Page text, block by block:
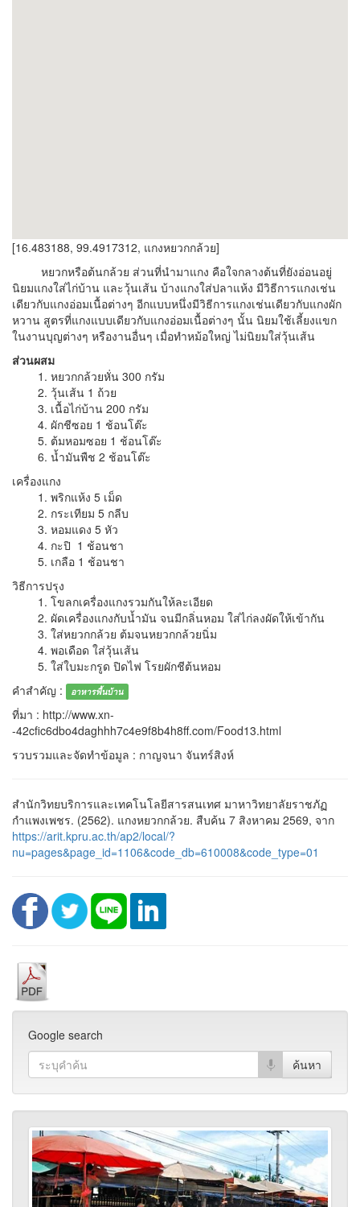
[16.483188, 99.4917312, แกงหยวกกล้วย]
หยวกหรือต้นกล้วย ส่วนที่นำมาแกง คือใจกลางต้นที่ยังอ่อนอยู่
นิยมแกงใส่ไก่บ้าน และวุ้นเส้น บ้างแกงใส่ปลาแห้ง มีวิธีการแกงเช่น
เดียวกับแกงอ่อมเนื้อต่างๆ อีกแบบหนึ่งมีวิธีการแกงเช่นเดียวกับแกงผัก
หวาน สูตรที่แกงแบบเดียวกับแกงอ่อมเนื้อต่างๆ นั้น นิยมใช้เลี้ยงแขก
ในงานบุญต่างๆ หรืองานอื่นๆ เมื่อทำหม้อใหญ่ ไม่นิยมใส่วุ้นเส้น
ส่วนผสม
1. หยวกกล้วยหั่น 300 กรัม
2. วุ้นเส้น 1 ถ้วย
3. เนื้อไก่บ้าน 200 กรัม
4. ผักชีซอย 1 ช้อนโต๊ะ
5. ต้มหอมซอย 1 ช้อนโต๊ะ
6. น้ำมันพืช 2 ช้อนโต๊ะ
เครื่องแกง
1. พริกแห้ง 5 เม็ด
2. กระเทียม 5 กลีบ
3. หอมแดง 5 หัว
4. กะปิ 1 ช้อนชา
5. เกลือ 1 ช้อนชา
วิธีการปรุง
1. โขลกเครื่องแกงรวมกันให้ละเอียด
2. ผัดเครื่องแกงกับน้ำมัน จนมีกลิ่นหอม ใส่ไก่ลงผัดให้เข้ากัน
3. ใส่หยวกกล้วย ต้มจนหยวกกล้วยนิ่ม
4. พอเดือด ใส่วุ้นเส้น
5. ใส่ใบมะกรูด ปิดไฟ โรยผักชีต้นหอม
คำสำคัญ :
อาหารพื้นบ้าน
ที่มา : http://www.xn-
-42cfic6dbo4daghhh7c4e9f8b4h8ff.com/Food13.html
รวบรวมและจัดทำข้อมูล : กาญจนา จันทร์สิงห์
สำนักวิทยบริการและเทคโนโลยีสารสนเทศ มาหาวิทยาลัยราชภัฏ
กำแพงเพชร. (2562). แกงหยวกกล้วย. สืบค้น 7 สิงหาคม 2569, จาก
https://arit.kpru.ac.th/ap2/local/?
nu=pages&page_id=1106&code_db=610008&code_type=01
Google search